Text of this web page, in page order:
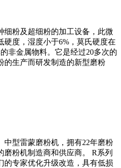
细粉及超细粉的加工设备，此微
硬度，湿度小于6%，莫氏硬度在
非金属物料。它是经过20多次的
的生产而研发制造的新型磨粉
中型雷蒙磨粉机，拥有22年磨粉
磨粉机制造商和供应商。 R系列
的专家优化升级改造，具有低损